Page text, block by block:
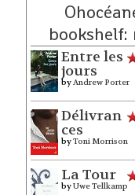
bookshelf:
Entre les
jours
byAndrew Porter
Délivran
ces
byToni Morrison
La Tour
byUwe Tellkamp